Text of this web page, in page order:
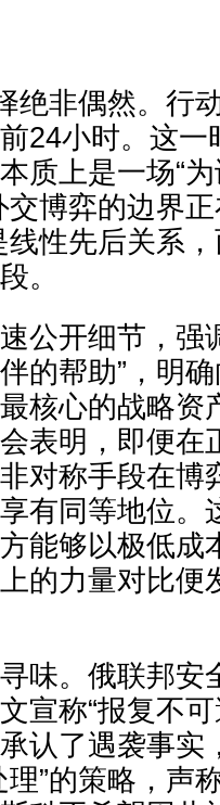
绝非偶然。行
24小时。这一
质上是一场“
交博弈的边界
线性先后关系
。
公开细节，强
的帮助”，明
核心的战略资
表明，即便在
对称手段在博
有同等地位。
能够以极低成
的力量对比便
味。俄联邦安
宣称“报复不
认了遇袭事实
”的策略，声